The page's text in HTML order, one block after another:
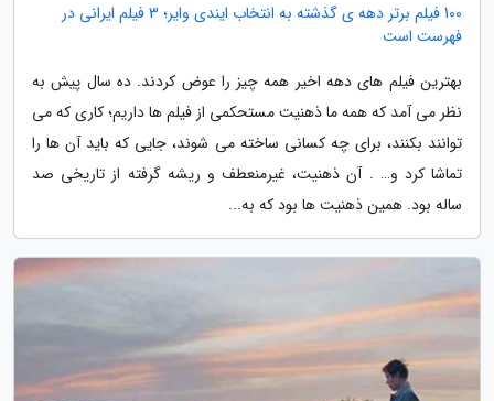
100 فیلم برتر دهه ی گذشته به انتخاب ایندی وایر؛ 3 فیلم ایرانی در
فهرست است
بهترین فیلم های دهه اخیر همه چیز را عوض کردند. ده سال پیش به
نظر می آمد که همه ما ذهنیت مستحکمی از فیلم ها داریم؛ کاری که می
توانند بکنند، برای چه کسانی ساخته می شوند، جایی که باید آن ها را
تماشا کرد و… . آن ذهنیت، غیرمنعطف و ریشه گرفته از تاریخی صد
ساله بود. همین ذهنیت ها بود که به...